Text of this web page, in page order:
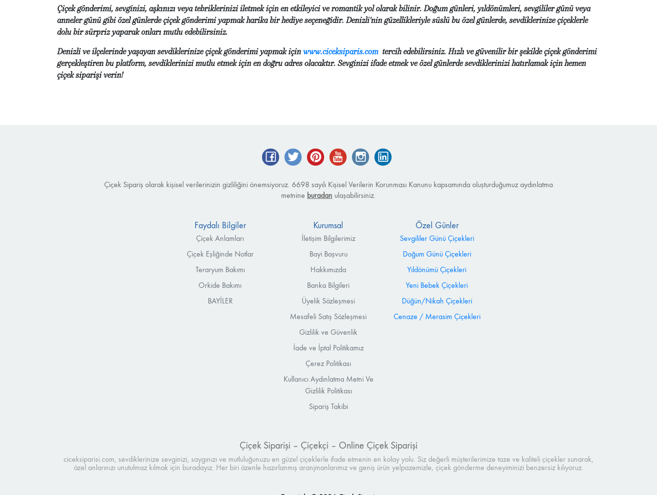
Çiçek gönderimi, sevginizi, aşkınızı veya tebriklerinizi iletmek için en etkileyici ve romantik yol olarak bilinir. Doğum günleri, yıldönümleri, sevgililer günü veya
anneler günü gibi özel günlerde çiçek gönderimi yapmak harika bir hediye seçeneğidir. Denizli'nin güzellikleriyle süslü bu özel günlerde, sevdiklerinize çiçeklerle
dolu bir sürpriz yaparak onları mutlu edebilirsiniz.
Denizli ve ilçelerinde yaşayan sevdiklerinize çiçek gönderimi yapmak için www.ciceksiparis.com tercih edebilirsiniz. Hızlı ve güvenilir bir şekilde çiçek gönderimi
gerçekleştiren bu platform, sevdiklerinizi mutlu etmek için en doğru adres olacaktır. Sevginizi ifade etmek ve özel günlerde sevdiklerinizi hatırlamak için hemen
çiçek siparişi verin!
FacebookTwitter Pinterest YouTube Instagram
Çiçek Sipariş olarak kişisel verilerinizin gizliliğini önemsiyoruz. 6698 sayılı Kişisel Verilerin Korunması Kanunu kapsamında oluşturduğumuz aydınlatma
metnine buradan ulaşabilirsiniz.
Faydalı Bilgiler
Çiçek Anlamları
Çiçek Eşliğinde Notlar
Teraryum Bakımı
Orkide Bakımı
BAYİLER
Kurumsal
İletişim Bilgilerimiz
Bayi Başvuru
Hakkımızda
Banka Bilgileri
Üyelik Sözleşmesi
Mesafeli Satış Sözleşmesi
Gizlilik ve Güvenlik
İade ve İptal Politikamız
Çerez Politikası
Kullanıcı Aydınlatma Metni Ve
Gizlilik Politikası
Sipariş Takibi
Özel Günler
Sevgililer Günü Çiçekleri
Doğum Günü Çiçekleri
Yıldönümü Çiçekleri
Yeni Bebek Çiçekleri
Düğün/Nikah Çiçekleri
Cenaze / Merasim Çiçekleri
Çiçek Siparişi – Çiçekçi – Online Çiçek Siparişi
ciceksiparisi.com, sevdiklerinize sevginizi, saygınızı ve mutluluğunuzu en güzel çiçeklerle ifade etmenin en kolay yolu. Siz değerli müşterilerimize taze ve kaliteli çiçekler sunarak,
özel anlarınızı unutulmaz kılmak için buradayız. Her biri özenle hazırlanmış aranjmanlarımız ve geniş ürün yelpazemizle, çiçek gönderme deneyiminizi benzersiz kılıyoruz.